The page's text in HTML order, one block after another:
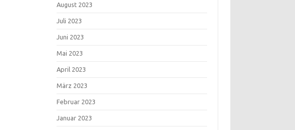
August 2023
Juli 2023
Juni 2023
Mai 2023
April 2023
März 2023
Februar 2023
Januar 2023